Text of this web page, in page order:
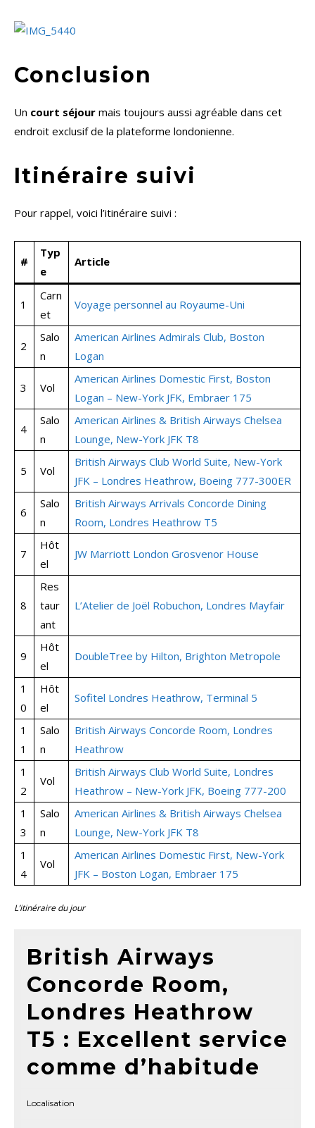
Conclusion
Un court séjour mais toujours aussi agréable dans cet
endroit exclusif de la plateforme londonienne.
Itinéraire suivi
Pour rappel, voici l’itinéraire suivi :
#
Typ
e
Article
1
Carn
et
Voyage personnel au Royaume-Uni
2
Salo
n
American Airlines Admirals Club, Boston
Logan
3 Vol
American Airlines Domestic First, Boston
Logan – New-York JFK, Embraer 175
4
Salo
n
American Airlines & British Airways Chelsea
Lounge, New-York JFK T8
5 Vol
British Airways Club World Suite, New-York
JFK – Londres Heathrow, Boeing 777-300ER
6
Salo
n
British Airways Arrivals Concorde Dining
Room, Londres Heathrow T5
7
Hôt
el
JW Marriott London Grosvenor House
8
Res
taur
ant
L’Atelier de Joël Robuchon, Londres Mayfair
9
Hôt
el
DoubleTree by Hilton, Brighton Metropole
1
0
Hôt
el
Sofitel Londres Heathrow, Terminal 5
1
1
Salo
n
British Airways Concorde Room, Londres
Heathrow
1
2
Vol
British Airways Club World Suite, Londres
Heathrow – New-York JFK, Boeing 777-200
1
3
Salo
n
American Airlines & British Airways Chelsea
Lounge, New-York JFK T8
1
4
Vol
American Airlines Domestic First, New-York
JFK – Boston Logan, Embraer 175
L’itinéraire du jour
British Airways
Concorde Room,
Londres Heathrow
T5 : Excellent service
comme d’habitude
Localisation